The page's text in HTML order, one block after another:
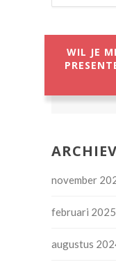
WIL JE
november
februari 2025
augustus